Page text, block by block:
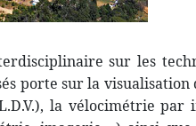
sur les
porte sur la visualisation
la vélocimétrie par